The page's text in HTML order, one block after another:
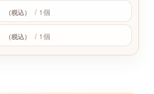
（税込） / 1個
（税込） / 1個